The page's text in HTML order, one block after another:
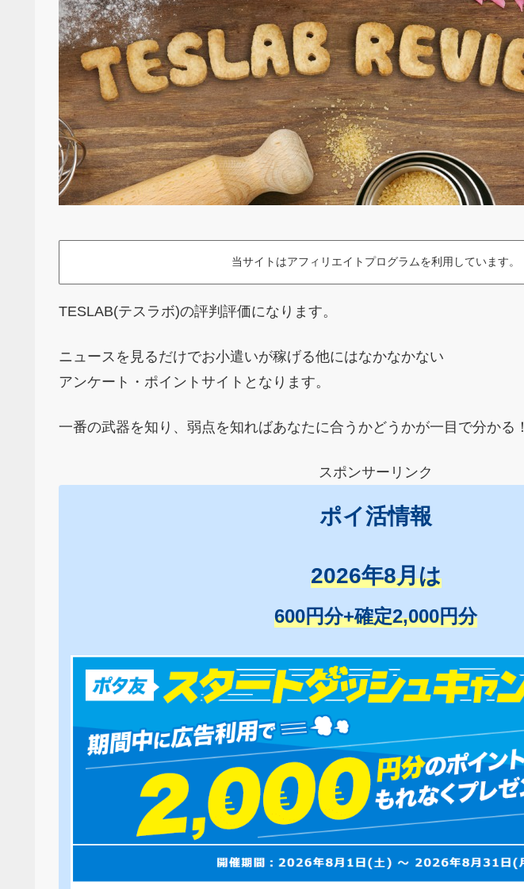
当サイトはアフィリエイトプログラムを利用しています。
TESLAB(テスラボ)の評判評価になります。
ニュースを見るだけでお小遣いが稼げる他にはなかなかない
アンケート・ポイントサイトとなります。
一番の武器を知り、弱点を知ればあなたに合うかどうかが一目で分かる！
スポンサーリンク
ポイ活情報
2026年8月は
600円分+確定2,000円分